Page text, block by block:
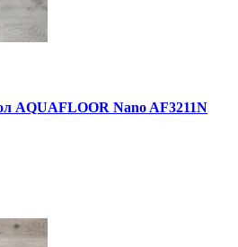
AQUAFLOOR Nano AF3211N